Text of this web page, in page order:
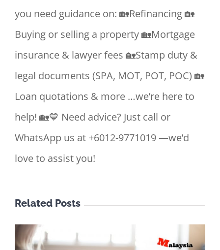
you need guidance on: 🏡Refinancing 🏡
Buying or selling a property 🏡Mortgage
insurance & lawyer fees 🏡Stamp duty &
legal documents (SPA, MOT, POT, POC) 🏡
Loan quotations & more …we’re here to
help! 🏡💙 Need advice? Just call or
WhatsApp us at +6012-9771019 —we’d
love to assist you!
Related Posts